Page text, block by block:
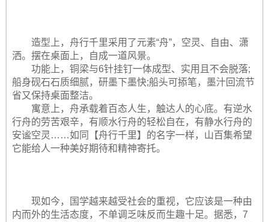
造型上，舟行千里采用了元素“舟”，空灵、自由、潇
洒。摆在桌面上，自成一道风景。
功能上，铜梁与6针挂钉一体成型、实用且不会脱落;
船身砚石石质细腻，研墨下墨快;船头可掭笔，墨汁回流节
省又保持桌面整洁。
寓意上，舟承载着百态人生，触达人的心底。有逆水
行舟的劳苦艰辛，有顺水行舟的轻松自在，有静水行舟的
安谧空灵……如同【舟行千里】的名字一样，山百集希望
它能给人一种美好期待和精神寄托。
现如今，国学越来越受社会的重视，它应该是一种由
内而外的生活态度，不单调乏味反而生趣十足。据悉，7